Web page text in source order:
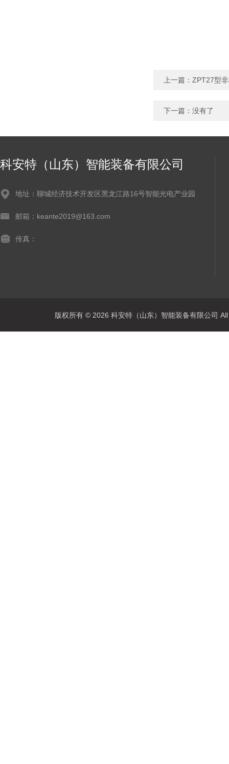
上一篇： ZPT27型
下一篇：没有了
科安特（山东）智能装备有限公司
地址：聊城经济技术开发区黑龙江路16号智能光电产业园
邮箱：keante2019@163.com
传真：
版权所有 © 2026 科安特（山东）智能装备有限公